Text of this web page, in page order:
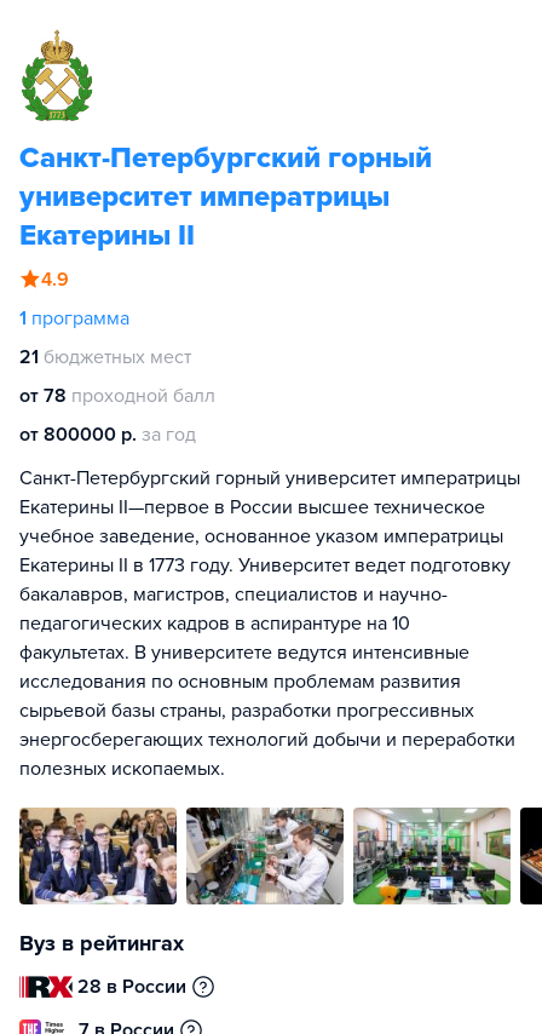
Санкт-Петербургский горный
университет императрицы
Екатерины II
4.9
1 программа
21 бюджетных мест
от 78 проходной балл
от 800000 р. за год
Санкт-Петербургский горный университет императрицы
Екатерины II—первое в России высшее техническое
учебное заведение, основанное указом императрицы
Екатерины II в 1773 году. Университет ведет подготовку
бакалавров, магистров, специалистов и научно-
педагогических кадров в аспирантуре на 10
факультетах. В университете ведутся интенсивные
исследования по основным проблемам развития
сырьевой базы страны, разработки прогрессивных
энергосберегающих технологий добычи и переработки
полезных ископаемых.
Вуз в рейтингах
28 в России